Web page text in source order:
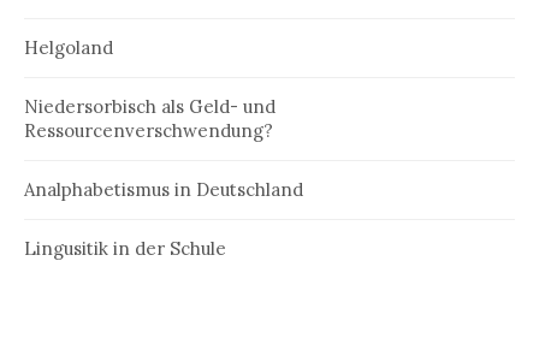
Helgoland
Niedersorbisch als Geld- und
Ressourcenverschwendung?
Analphabetismus in Deutschland
Lingusitik in der Schule